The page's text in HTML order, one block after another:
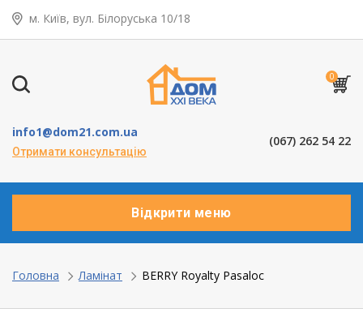
м. Київ, вул. Білоруська 10/18
(067) 262 54 22
info1@dom21.com.ua
Отримати консультацію
0
Відкрити меню
Головна Ламінат BERRY Royalty Pasaloc
← Назад
Пластикові вікна
Алюмінієві вікна
Двері міжкімнатні
Паркет та паркетна дошка